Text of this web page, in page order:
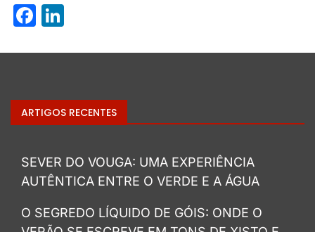
Facebook
ARTIGOS RECENTES
SEVER DO VOUGA: UMA EXPERIÊNCIA
AUTÊNTICA ENTRE O VERDE E A ÁGUA
O SEGREDO LÍQUIDO DE GÓIS: ONDE O